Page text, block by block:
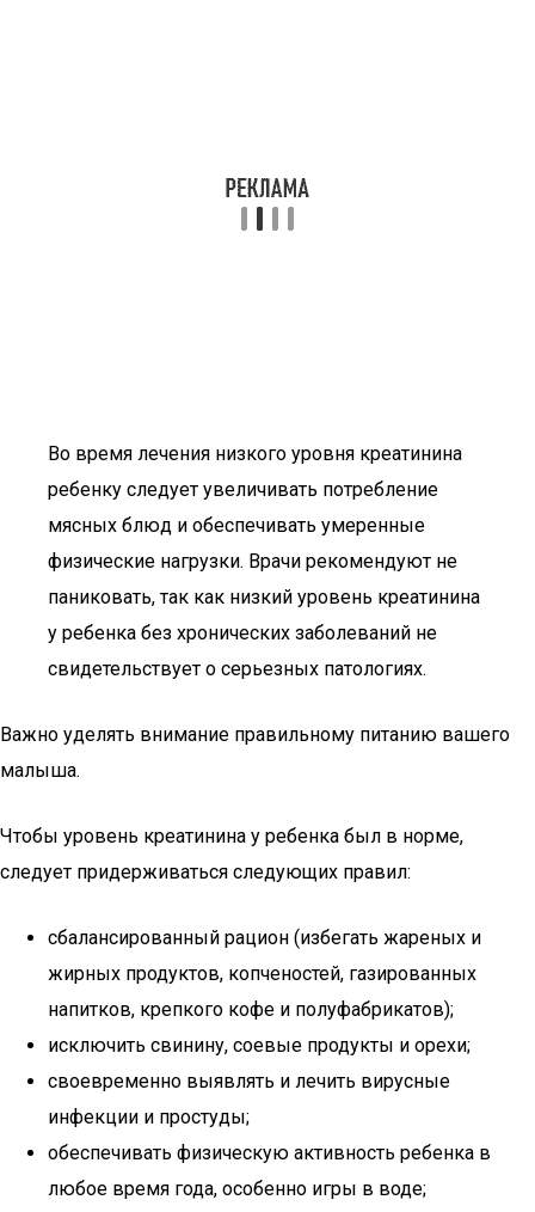
Во время лечения низкого уровня креатинина
ребенку следует увеличивать потребление
мясных блюд и обеспечивать умеренные
физические нагрузки. Врачи рекомендуют не
паниковать, так как низкий уровень креатинина
у ребенка без хронических заболеваний не
свидетельствует о серьезных патологиях.
Важно уделять внимание правильному питанию вашего
малыша.
Чтобы уровень креатинина у ребенка был в норме,
следует придерживаться следующих правил:
сбалансированный рацион (избегать жареных и
жирных продуктов, копченостей, газированных
напитков, крепкого кофе и полуфабрикатов);
исключить свинину, соевые продукты и орехи;
своевременно выявлять и лечить вирусные
инфекции и простуды;
обеспечивать физическую активность ребенка в
любое время года, особенно игры в воде;